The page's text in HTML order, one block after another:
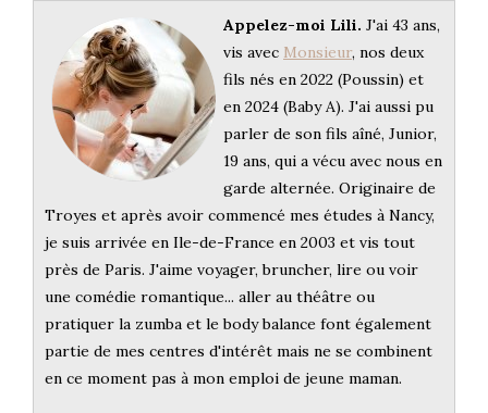
Appelez-moi Lili. J'ai 43 ans,
vis avec Monsieur, nos deux
fils nés en 2022 (Poussin) et
en 2024 (Baby A). J'ai aussi pu
parler de son fils aîné, Junior,
19 ans, qui a vécu avec nous en
garde alternée. Originaire de
Troyes et après avoir commencé mes études à Nancy,
je suis arrivée en Ile-de-France en 2003 et vis tout
près de Paris. J'aime voyager, bruncher, lire ou voir
une comédie romantique... aller au théâtre ou
pratiquer la zumba et le body balance font également
partie de mes centres d'intérêt mais ne se combinent
en ce moment pas à mon emploi de jeune maman.